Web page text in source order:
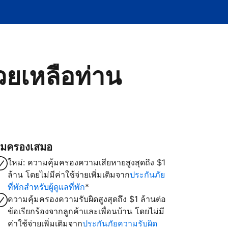
ยเหลือท่าน
ครองเสมอ
ใหม่: ความคุ้มครองความเสียหายสูงสุดถึง $1
ล้าน โดยไม่มีค่าใช้จ่ายเพิ่มเติมจากประกันภัย
ที่พักสำหรับผู้ดูแลที่พัก*
ความคุ้มครองความรับผิดสูงสุดถึง $1 ล้านต่อ
ข้อเรียกร้องจากลูกค้าและเพื่อนบ้าน โดยไม่มี
ค่าใช้จ่ายเพิ่มเติมจากประกันภัยความรับผิด